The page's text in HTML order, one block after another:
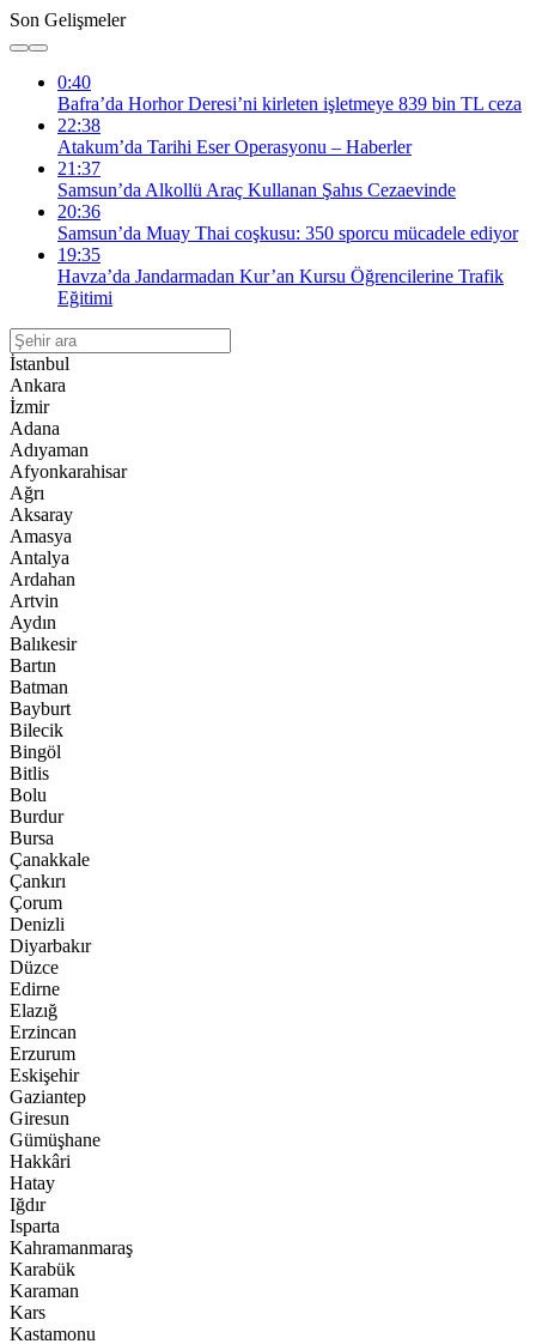
Son Gelişmeler
0:40
Bafra’da Horhor Deresi’ni kirleten işletmeye 839 bin TL ceza
22:38
Atakum’da Tarihi Eser Operasyonu – Haberler
21:37
Samsun’da Alkollü Araç Kullanan Şahıs Cezaevinde
20:36
Samsun’da Muay Thai coşkusu: 350 sporcu mücadele ediyor
19:35
Havza’da Jandarmadan Kur’an Kursu Öğrencilerine Trafik
Eğitimi
İstanbul
Ankara
İzmir
Adana
Adıyaman
Afyonkarahisar
Ağrı
Aksaray
Amasya
Antalya
Ardahan
Artvin
Aydın
Balıkesir
Bartın
Batman
Bayburt
Bilecik
Bingöl
Bitlis
Bolu
Burdur
Bursa
Çanakkale
Çankırı
Çorum
Denizli
Diyarbakır
Düzce
Edirne
Elazığ
Erzincan
Erzurum
Eskişehir
Gaziantep
Giresun
Gümüşhane
Hakkâri
Hatay
Iğdır
Isparta
Kahramanmaraş
Karabük
Karaman
Kars
Kastamonu